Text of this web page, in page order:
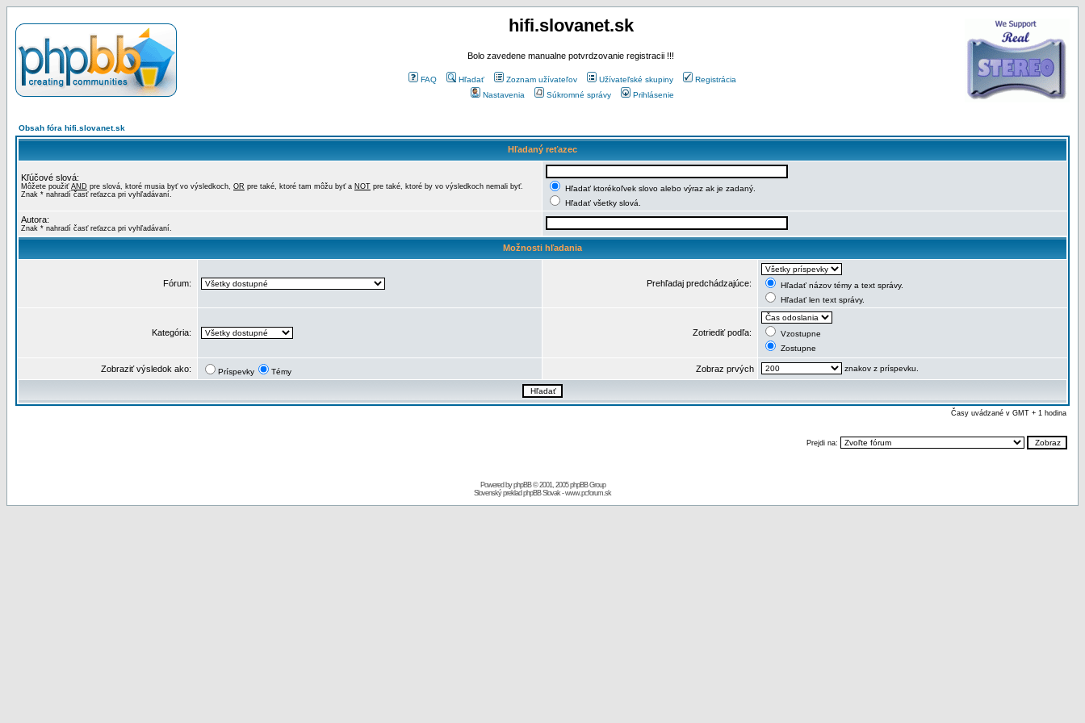
hifi.slovanet.sk
Bolo zavedene manualne potvrdzovanie registracii !!!
FAQ Hľadať Zoznam užívateľov Užívateľské skupiny
Registrácia
Nastavenia
Súkromné správy Prihlásenie
Obsah fóra hifi.slovanet.sk
Hľadaný reťazec
Kľúčové slová:
Môžete použiť AND pre slová, ktoré musia byť vo výsledkoch, OR pre také, ktoré tam môžu byť a NOT pre také, ktoré by vo výsledkoch nemali byť.
Znak * nahradí časť reťazca pri vyhľadávaní.
Hľadať ktorékoľvek slovo alebo výraz ak je zadaný.
Hľadať všetky slová.
Autora:
Znak * nahradí časť reťazca pri vyhľadávaní.
Možnosti hľadania
Fórum: Prehľadaj predchádzajúce:
Hľadať názov témy a text správy.
Hľadať len text správy.
Kategória: Zotriediť podľa:
Vzostupne
Zostupne
Zobraziť výsledok ako: Príspevky Témy Zobraz prvých znakov z príspevku.
Časy uvádzané v GMT + 1 hodina
Prejdi na:
Powered byphpBB© 2001, 2005 phpBB Group
Slovenský preklad phpBB Slovak-www.pcforum.sk